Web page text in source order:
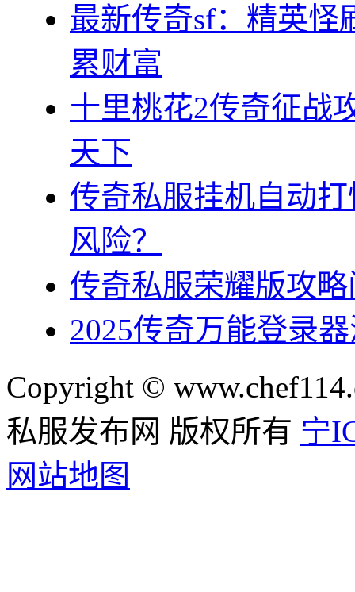
最新传奇sf：精英怪
累财富
十里桃花2传奇征战
天下
传奇私服挂机自动
风险？
传奇私服荣耀版攻
2025传奇万能登录
Copyright ©
私服发布网 版权所有 宁
网站地图